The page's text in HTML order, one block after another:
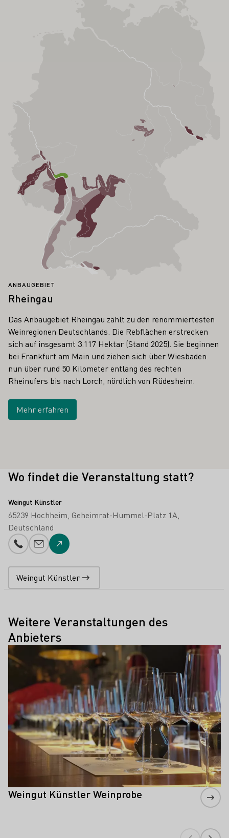
ANBAUGEBIET
Rheingau
Das Anbaugebiet Rheingau zählt zu den renommiertesten
Weinregionen Deutschlands. Die Rebflächen erstrecken
sich auf insgesamt 3.117 Hektar (Stand 2025). Sie beginnen
bei Frankfurt am Main und ziehen sich über Wiesbaden
nun über rund 50 Kilometer entlang des rechten
Rheinufers bis nach Lorch, nördlich von Rüdesheim.
Mehr erfahren
Wo findet die Veranstaltung statt?
Weingut Künstler
65239 Hochheim Geheimrat-Hummel-Platz 1A
Deutschland
Telefonnummer
E-Mail-Adresse
Zur Website
Weingut Künstler
Weitere Veranstaltungen des
Anbieters
Weingut Künstler Weinprobe
Mehr erfahren